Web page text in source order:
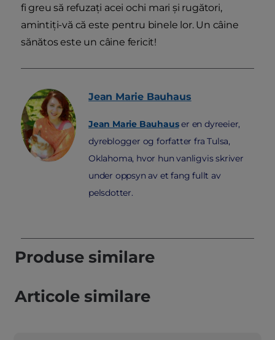
fi greu să refuzați acei ochi mari și rugători,
amintiți-vă că este pentru binele lor. Un câine
sănătos este un câine fericit!
Jean Marie Bauhaus
Jean Marie Bauhauser en dyreeier,
dyreblogger og forfatter fra Tulsa,
Oklahoma, hvor hun vanligvis skriver
under oppsyn av et fang fullt av
pelsdotter.
Produse similare
Articole similare